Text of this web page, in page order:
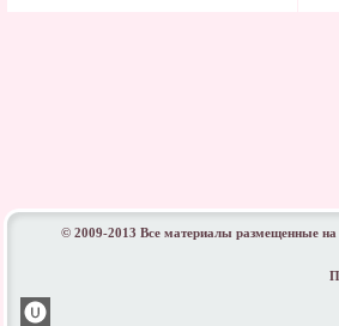
© 2009-2013 Все материалы размещенные на